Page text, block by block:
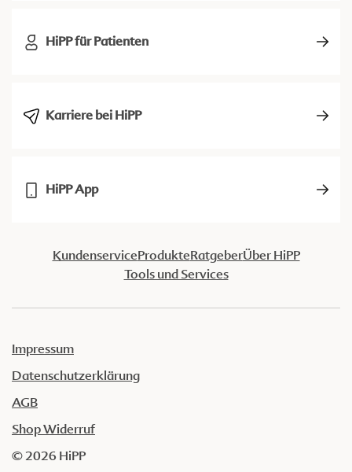
HiPP für Patienten
Karriere bei HiPP
HiPP App
KundenserviceProdukteRatgeberÜber HiPP
Tools und Services
Impressum
Datenschutzerklärung
AGB
Shop Widerruf
© 2026 HiPP